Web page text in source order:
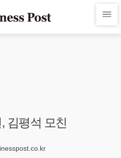
김평석 모친